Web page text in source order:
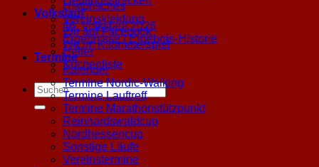
Volkslauf
46. Volkslauf 2026
Ergebnisse / Ergebnis-Historie
Helfer
Kuchenliste
Historisches
Vereinskleidung
Wir auf Facebook
Wir im Kilometerspiel
Termine
Kalender
Termine Nordic-Walking
Termine Lauftreff
Termine Marathonstützpunkt
Reinhardswaldcup
Nordhessencup
Sonstige Läufe
Vereinstermine